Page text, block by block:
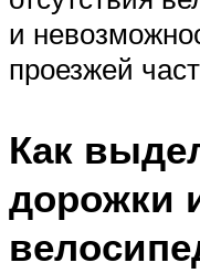
и
проезжей
Как
дорожки